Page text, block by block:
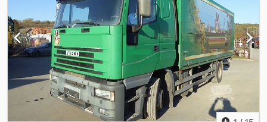
platform, klima, spoiler
, IVECO STRALIS AD260S33Y/FS-D -
Chassis WJME2NNJ404371666 First Registration Year: EURO 5
Technical Specifications: Cursor 8 – 7,790 CC – 330 HP – 312,542
km 9-speed manual gearbox + reverse Body: Exterior / interior
cab in white Tyres: size 315/80R22.5 CHASSIS: Wheelbase: 5,100
mm – Short cab / low roof 'Active Day' version – Front, rear, and
third axle air suspension – Rear liftable third steering axle – GVW:
26 t – Payload: 14.74 t TRUCK TECHNICAL EQUIPMENT: Engine:
Cursor 8, 7,790 cc, 330 HP, ZF 9-speed manual transmission 9s
1310 To 12as 2330 Td Liftable and steering third axle Rear air